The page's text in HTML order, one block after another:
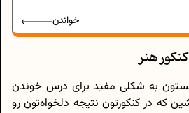
خواندن
هنر
به شکلی مفید برای درس خوندن
که در کنکورتون نتیجه دلخواه‌تون رو